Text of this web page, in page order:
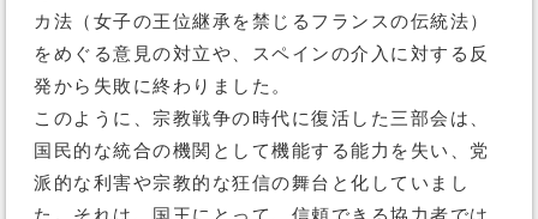
カ法（女子の王位継承を禁じるフランスの伝統法）
をめぐる意見の対立や、スペインの介入に対する反
発から失敗に終わりました。
このように、宗教戦争の時代に復活した三部会は、
国民的な統合の機関として機能する能力を失い、党
派的な利害や宗教的な狂信の舞台と化していまし